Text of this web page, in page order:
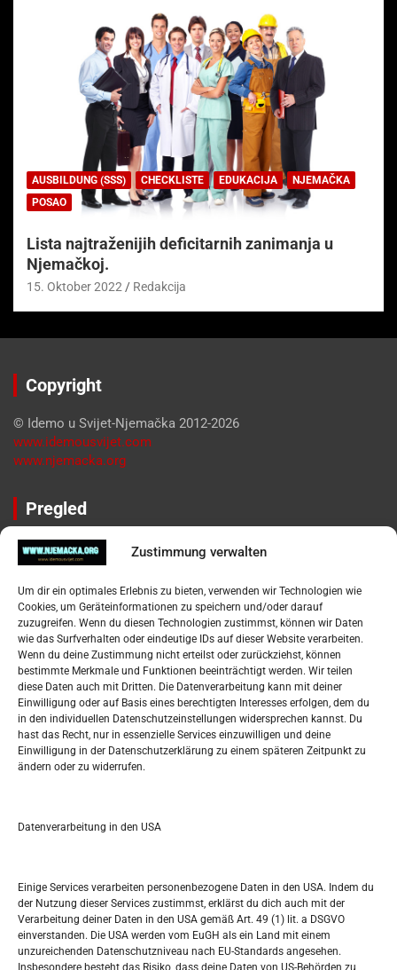
Zustimmung verwalten
Um dir ein optimales Erlebnis zu bieten, verwenden wir Technologien wie
Cookies, um Geräteinformationen zu speichern und/oder darauf
zuzugreifen. Wenn du diesen Technologien zustimmst, können wir Daten
wie das Surfverhalten oder eindeutige IDs auf dieser Website verarbeiten.
Wenn du deine Zustimmung nicht erteilst oder zurückziehst, können
bestimmte Merkmale und Funktionen beeinträchtigt werden. Wir teilen
diese Daten auch mit Dritten. Die Datenverarbeitung kann mit deiner
Einwilligung oder auf Basis eines berechtigten Interesses erfolgen, dem du
in den individuellen Datenschutzeinstellungen widersprechen kannst. Du
hast das Recht, nur in essenzielle Services einzuwilligen und deine
Einwilligung in der Datenschutzerklärung zu einem späteren Zeitpunkt zu
ändern oder zu widerrufen.
Datenverarbeitung in den USA
Einige Services verarbeiten personenbezogene Daten in den USA. Indem du
der Nutzung dieser Services zustimmst, erklärst du dich auch mit der
Verarbeitung deiner Daten in den USA gemäß Art. 49 (1) lit. a DSGVO
einverstanden. Die USA werden vom EuGH als ein Land mit einem
unzureichenden Datenschutzniveau nach EU-Standards angesehen.
Insbesondere besteht das Risiko, dass deine Daten von US-Behörden zu
AUSBILDUNG (SSS) CHECKLISTE EDUKACIJA
NJEMAČKA
POSAO
Lista najtraženijih deficitarnih zanimanja u
Njemačkoj.
15. Oktober 2022 Redakcija
Copyright
© Idemo u Svijet-Njemačka 2012-2026
www.idemousvijet.com
www.njemacka.org
Pregled
Impressum
Datenschutzerklärung
Widerufsbelehrung
Oglašavanje / Postavite svoj oglas
Tko je “Idemo u Svijet – Njemačka?
Pretražite stranicu:
S
e
a
h
M D M D F S S
1
3 4 5 6 7 8